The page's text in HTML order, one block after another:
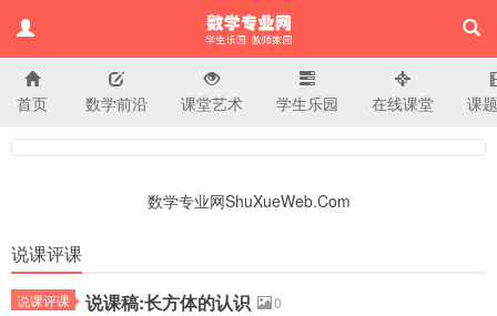
首页 数学前沿 课堂艺术 学生乐园 在线课堂 课
数学专业网ShuXueWeb.Com
说课评课
说课评课 说课稿:长方体的认识
0